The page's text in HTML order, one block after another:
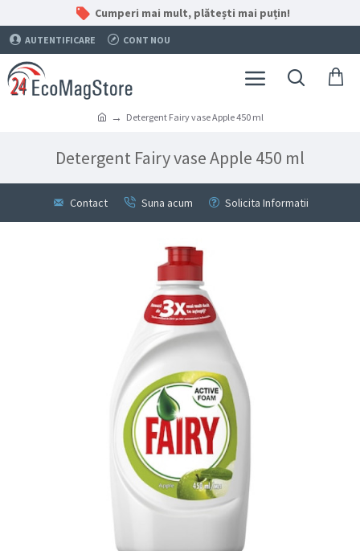
Cumperi mai mult, plătești mai puțin!
AUTENTIFICARE CONT NOU
Detergent Fairy vase Apple 450 ml
Detergent Fairy vase Apple 450 ml
Contact Suna acum Solicita Informatii